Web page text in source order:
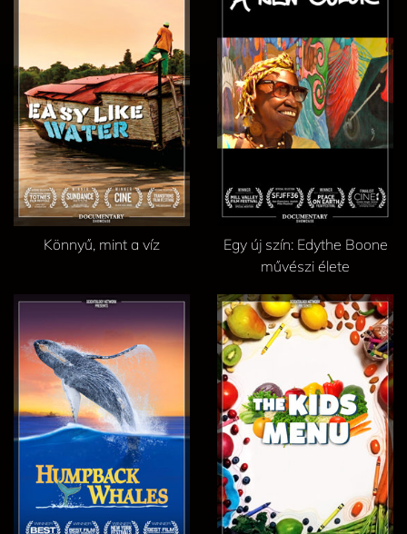
Könnyű, mint a víz
Egy új szín: Edythe Boone
művészi élete